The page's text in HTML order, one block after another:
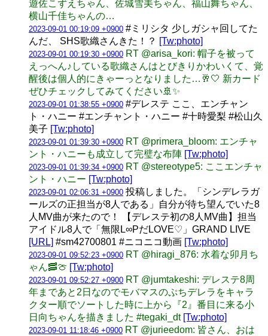
遊佐こずえちゃん、佐城雪美ちゃん、福山舞ちゃん、
横山千佳ちゃんの…
2023-09-01 00:19:09 +0900 #ミリシタ 少しガシャ回してた
んだ、 SHS歌織さんきた！？ [Tw:photo]
2023-09-01 00:19:30 +0900 RT @arisa_kori: 帽子を被って
えっへん♪している歌織さんはとびきりかわいくて、覚
醒後は個人的にきゃーっとなりました…🥂🤍 新カード
ぜひチェックしてみてください🚢✨
2023-09-01 01:38:55 +0900 #デレステ ここ、エンチャン
ト・ハニー #エンチャント・ハニー #十時愛梨 #松山久
美子 [Tw:photo]
2023-09-01 01:39:30 +0900 RT @primera_bloom: エンチャ
ント・ハニーも成立して完璧な布陣 [Tw:photo]
2023-09-01 01:39:34 +0900 RT @stereotype5: ここエンチャ
ント・ハニー [Tw:photo]
2023-09-01 02:06:31 +0900 投稿しました。「シンデレラガ
ールズの正担当が8人である」自分が待ち望んでいた8
人MV曲が来たので！ 【デレステ初の8人MV曲】担当
アイドル8人で「無限L∞PだLOVE♡」GRAND LIVE
[URL] #sm42700801 #ニコニコ動画 [Tw:photo]
2023-09-01 09:52:23 +0900 RT @hiragi_876: 水着な卯月ち
ゃん🥓🍈 [Tw:photo]
2023-09-01 09:52:27 +0900 RT @jumtakeshi: デレステ8周
年まであと2日なのでモバマスのぷちデレラをキャラ
クター順でソートした時に上から『2』番目に来る小
日向ちゃんを描きました #tegaki_dt [Tw:photo]
2023-09-01 11:18:46 +0900 RT @jurieedom: 皆さん、おは